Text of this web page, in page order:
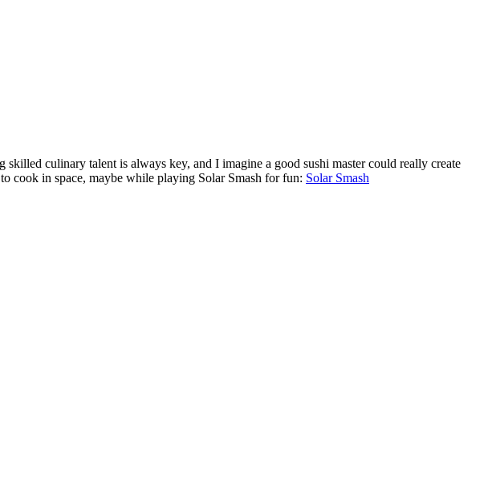
culinary talent is always key, and I imagine a good sushi master could really create
cook in space, maybe while playing Solar Smash for fun: Solar Smash